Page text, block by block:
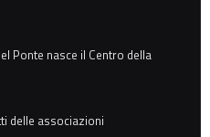
Ponte nasce il Centro della
delle associazioni